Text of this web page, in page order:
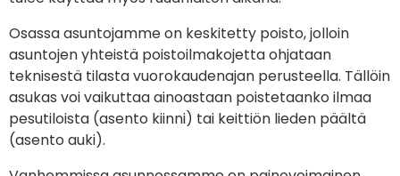
Osassa asuntojamme on keskitetty poisto, jolloin
asuntojen yhteistä poistoilmakojetta ohjataan
teknisestä tilasta vuorokaudenajan perusteella. Tällöin
asukas voi vaikuttaa ainoastaan poistetaanko ilmaa
pesutiloista (asento kiinni) tai keittiön lieden päältä
(asento auki).